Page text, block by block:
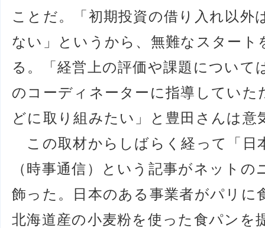
ことだ。「初期投資の借り入れ以外
ない」というから、無難なスター
る。「経営上の評価や課題について
のコーディネーターに指導していた
どに取り組みたい」と豊田さんは意
この取材からしばらく経って「日
（時事通信）という記事がネット
飾った。日本のある事業者がパリに
北海道産の小麦粉を使った食パンを